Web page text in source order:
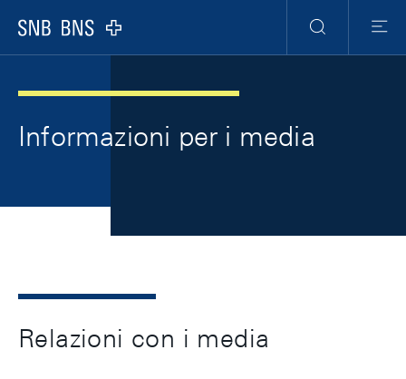
Logo
Ricerca
Informazioni per i media
Relazioni con i media